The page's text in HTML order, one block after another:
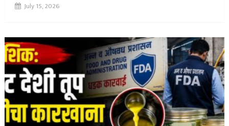
July 15, 2026